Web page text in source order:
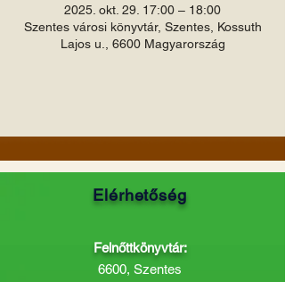
2025. okt. 29. 17:00 – 18:00
Szentes városi könyvtár, Szentes, Kossuth
Lajos u., 6600 Magyarország
Elérhetőség
Felnőttkönyvtár:
6600, Szentes